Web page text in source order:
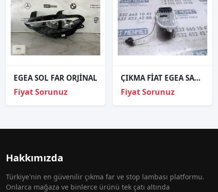
EGEA SOL FAR ORJİNAL
Fiyat Sorunuz
ÇIKMA FİAT EGEA SAĞ ARKA DIŞ STOP DUYU
Fiyat Sorunuz
Hakkımızda
Türkiye'nin en güvenilir çıkma far ve stop lambası platformu.
Onlarca mağaza ve binlerce ürünü tek çatı altında